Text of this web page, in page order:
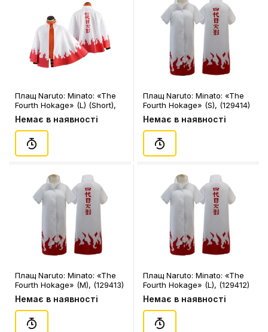
Плащ Naruto: Minato: «The
Fourth Hokage» (L) (Short),
(129719)
Немає в наявності
Плащ Naruto: Minato: «The
Fourth Hokage» (S), (129414)
Немає в наявності
Плащ Naruto: Minato: «The
Fourth Hokage» (M), (129413)
Немає в наявності
Плащ Naruto: Minato: «The
Fourth Hokage» (L), (129412)
Немає в наявності